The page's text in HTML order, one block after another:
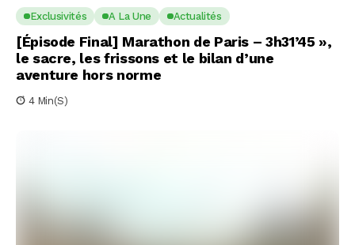
Exclusivités A La Une Actualités
[Épisode Final] Marathon de Paris – 3h31’45 »,
le sacre, les frissons et le bilan d’une
aventure hors norme
4 Min(s)